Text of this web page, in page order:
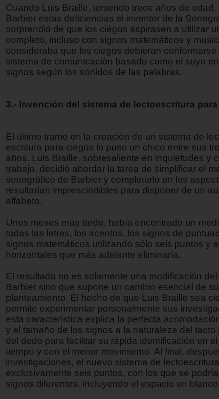
Cuando Luis Braille, teniendo trece años de
Barbier estas deficiencias el inventor de la
sorprendió de que los ciegos aspirasen a utilizar
completo, incluso con signos matemáticos y
consideraba que los ciegos debieran
sistema de comunicación basado como el suyo
signos según los sonidos de las palabras.
3.- Invención del sistema de lectoescritura
El último tramo en la creación de un sistema de
escritura para ciegos lo puso un chico entre sus
años. Luis Braille, sobresaliente en inquietudes y
trabajo, decidió abordar la tarea de simplificar el
sonográfico de Barbier y completarlo en los
resultarían imprescindibles para disponer de un
alfabeto.
Unos meses más tarde, había encontrado un
todas las letras, los acentos, los signos de
signos matemáticos utilizando sólo seis puntos y
horizontales que más adelante eliminaría.
El resultado no es solamente una modificación
Barbier sino que supone un cambio esencial de
planteamiento. El hecho de que Luis Braille sea
permite experimentar personalmente sus
esta característica explica la perfecta
y el tamaño de los signos a la naturaleza del tacto
del dedo para facilitar su rápida identificación en
tiempo y con el menor movimiento. Al final,
investigaciones, el nuevo sistema de
exclusivamente seis puntos, con los que se
signos diferentes, incluyendo el espacio en